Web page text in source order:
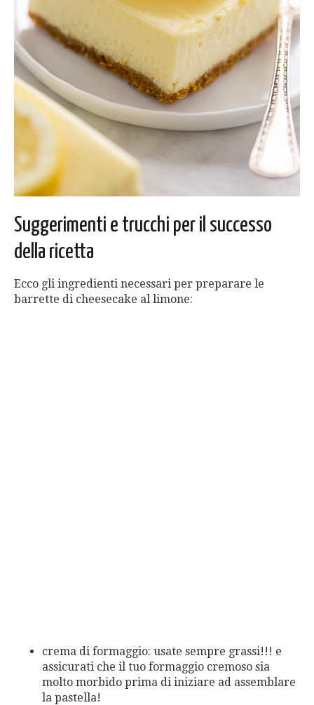
Suggerimenti e trucchi per il successo
della ricetta
Ecco gli ingredienti necessari per preparare le
barrette di cheesecake al limone:
crema di formaggio: usate sempre grassi!!! e
assicurati che il tuo formaggio cremoso sia
molto morbido prima di iniziare ad assemblare
la pastella!